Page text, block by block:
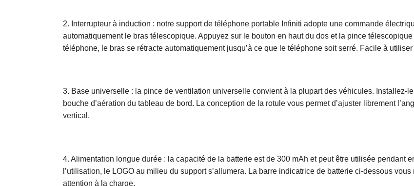
2. Interrupteur à induction : notre support de téléphone portable Infiniti adopte une commande
automatiquement le bras télescopique. Appuyez sur le bouton en haut du dos et la pince
téléphone, le bras se rétracte automatiquement jusqu’à ce que le téléphone soit serré. Facile à
3. Base universelle : la pince de ventilation universelle convient à la plupart des véhicules. Installez-
bouche d’aération du tableau de bord. La conception de la rotule vous permet d’ajuster librement
vertical.
4. Alimentation longue durée : la capacité de la batterie est de 300 mAh et peut être utilisée pendant
l’utilisation, le LOGO au milieu du support s’allumera. La barre indicatrice de batterie ci-dessous
attention à la charge.